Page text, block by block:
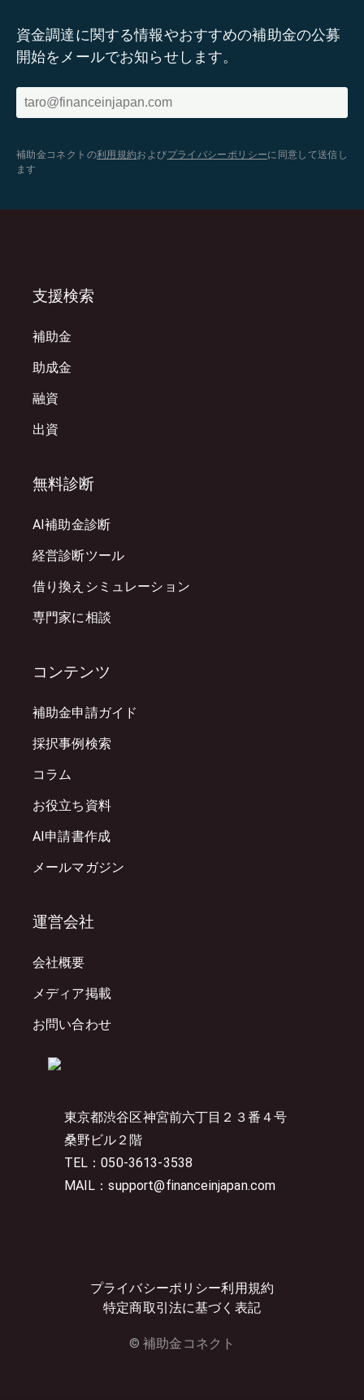
資金調達に関する情報やおすすめの補助金の公募
開始をメールでお知らせします。
補助金コネクトの利用規約およびプライバシーポリシーに同意して送信し
ます
東京都渋谷区神宮前六丁目２３番４号
桑野ビル２階
TEL：050-3613-3538
MAIL：support@financeinjapan.com
プライバシーポリシー利用規約
特定商取引法に基づく表記
© 補助金コネクト
支援検索
補助金
助成金
融資
出資
無料診断
AI補助金診断
経営診断ツール
借り換えシミュレーション
専門家に相談
コンテンツ
補助金申請ガイド
採択事例検索
コラム
お役立ち資料
AI申請書作成
メールマガジン
運営会社
会社概要
メディア掲載
お問い合わせ